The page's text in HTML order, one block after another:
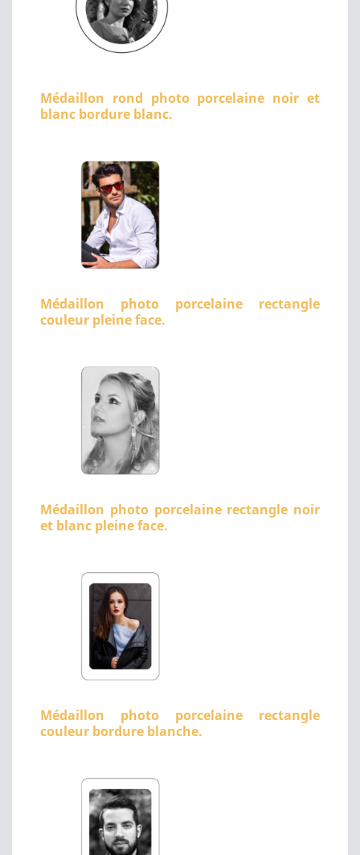
Médaillon rond photo porcelaine noir et
blanc bordure blanc.
Médaillon photo porcelaine rectangle
couleur pleine face.
Médaillon photo porcelaine rectangle noir
et blanc pleine face.
Médaillon photo porcelaine rectangle
couleur bordure blanche.